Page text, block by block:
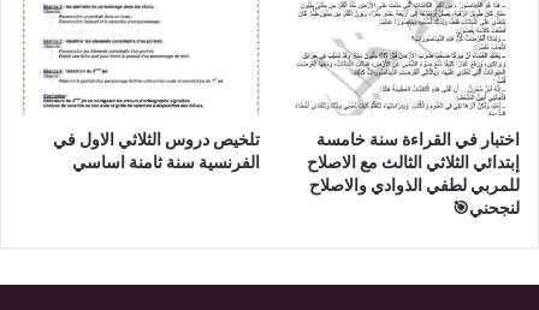
اختبار في القراءة سنة خامسة
إبتدائي الثلاثي الثالث مع الاصلاح
للمربي لطفي الذوادي والاصلاح
لنجحني🎯
تلخيص دروس الثلاثي الاول في
الفرنسية سنة ثامنة اساسي